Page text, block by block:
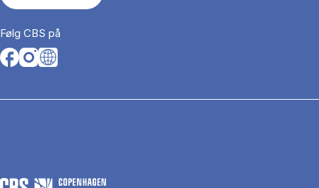
Følg CBS på
Opens in a new tab
Opens in a new tab
Opens in a new tab